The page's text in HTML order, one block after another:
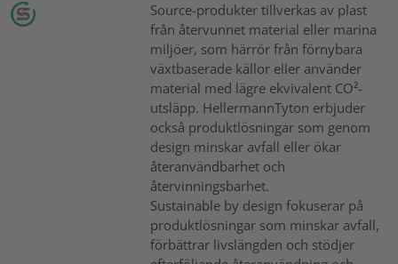
Source-produkter tillverkas av plast
från återvunnet material eller marina
miljöer, som härrör från förnybara
växtbaserade källor eller använder
material med lägre ekvivalent CO²-
utsläpp. HellermannTyton erbjuder
också produktlösningar som genom
design minskar avfall eller ökar
återanvändbarhet och
återvinningsbarhet.
Sustainable by design fokuserar på
produktlösningar som minskar avfall,
förbättrar livslängden och stödjer